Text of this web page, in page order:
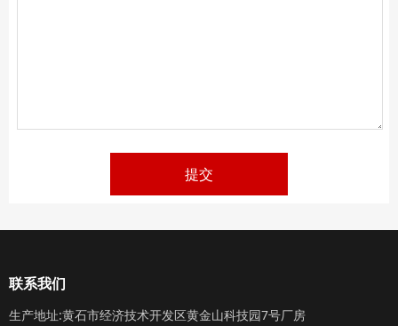
提交
联系我们
生产地址:黄石市经济技术开发区黄金山科技园7号厂房